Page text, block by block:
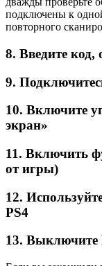
подключены к
повторного
8. Введите
9.
10. Включите
экран»
11. Включить
от игры)
12.
PS4
13. Выключите